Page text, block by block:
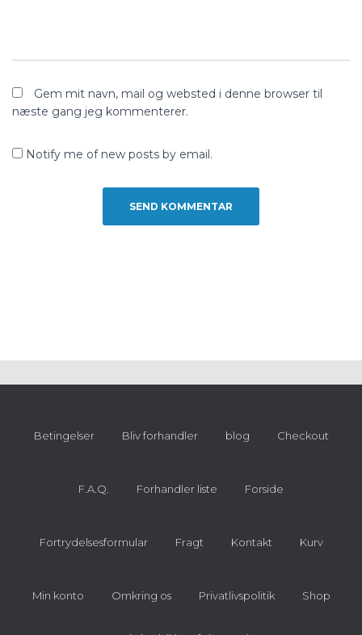
Gem mit navn, mail og websted i denne browser til
næste gang jeg kommenterer.
Notify me of new posts by email.
Betingelser Bliv forhandler blog Checkout
F.A.Q. Forhandler liste Forside
Fortrydelsesformular Fragt Kontakt Kurv
Min konto Omkring os Privatlivspolitik Shop